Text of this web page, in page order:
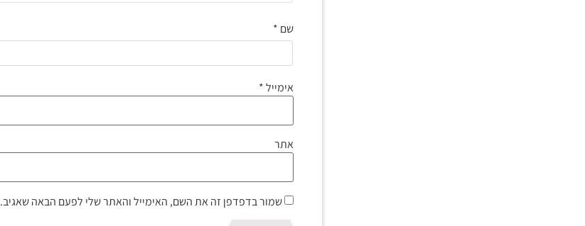
שם *
אימייל*
אתר
שמור בדפדפן זה את השם, האימייל והאתר שלי לפעם הבאה שאגיב.